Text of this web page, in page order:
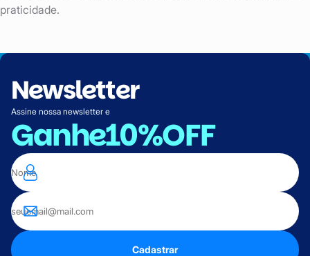
praticidade.
Newsletter
Assine nossa newsletter e
Ganhe10%OFF
Cadastrar